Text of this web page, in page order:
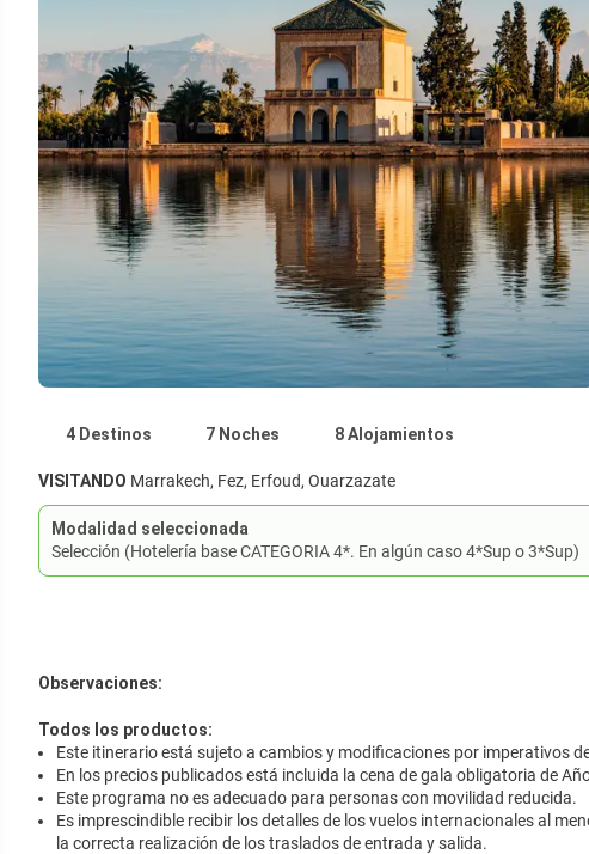
4 Destinos 7 Noches 8 Alojamientos
VISITANDO Marrakech, Fez, Erfoud, Ouarzazate
Modalidad seleccionada
Selección (Hotelería base CATEGORIA 4*. En algún caso 4*Sup o 3*Sup)
Observaciones:
Todos los productos:
Este itinerario está sujeto a cambios y modificaciones por imperativos
En los precios publicados está incluida la cena de gala obligatoria de
Este programa no es adecuado para personas con movilidad reducida.
Es imprescindible recibir los detalles de los vuelos internacionales al
la correcta realización de los traslados de entrada y salida.